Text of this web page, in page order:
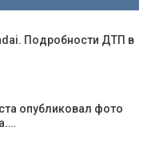
Подробности ДТП в
опубликовал фото